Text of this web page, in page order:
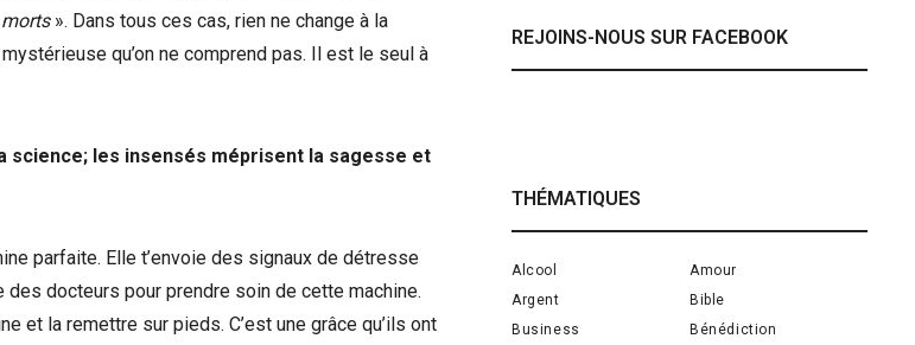
». Dans tous ces cas, rien ne change à la
qu’on ne comprend pas. Il est le seul à
science; les insensés méprisent la sagesse et
parfaite. Elle t’envoie des signaux de détresse
docteurs pour prendre soin de cette machine.
et la remettre sur pieds. C’est une grâce qu’ils ont
REJOINS-NOUS SUR FACEBOOK
THÉMATIQUES
Alcool
Amour
Argent
Bible
Business
Bénédiction